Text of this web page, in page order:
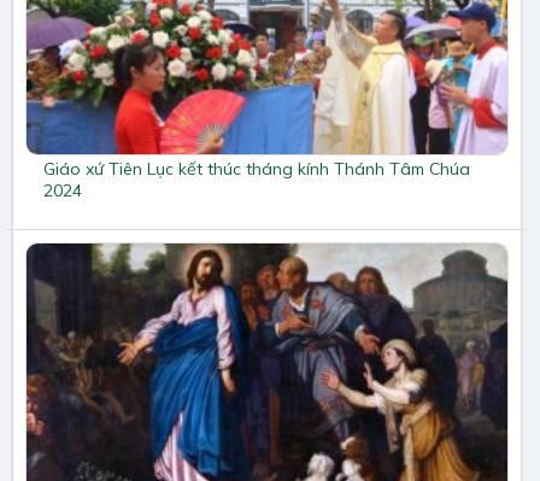
Giáo xứ Tiên Lục kết thúc tháng kính Thánh Tâm Chúa
2024